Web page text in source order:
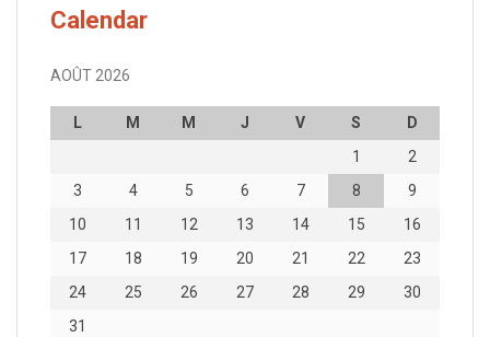
Calendar
AOÛT 2026
L M M J V S
D
1
2
3
4 5 6 7 8
9
10
11 12 13 14 15
16
17
18 19 20 21 22
23
24
25 26 27 28 29
30
31